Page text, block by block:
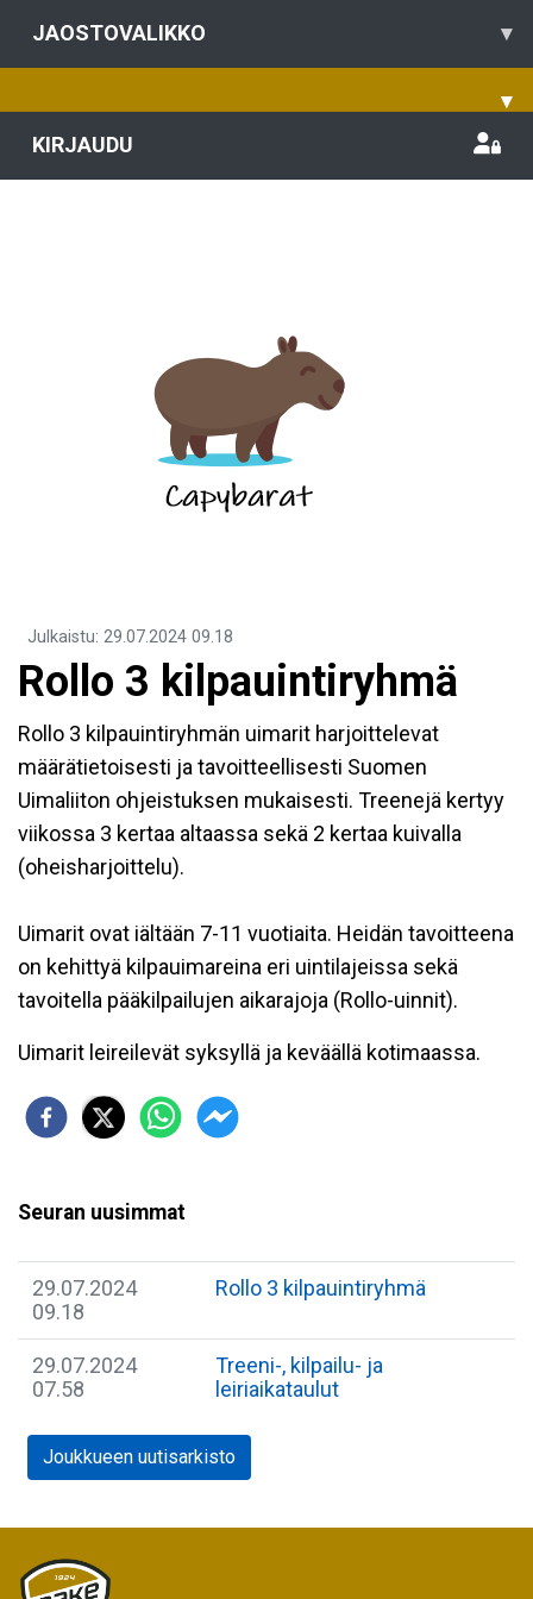
JAOSTOVALIKKO ▾
▾
KIRJAUDU
Julkaistu: 29.07.2024 09.18
Rollo 3 kilpauintiryhmä
Rollo 3 kilpauintiryhmän uimarit harjoittelevat
määrätietoisesti ja tavoitteellisesti Suomen
Uimaliiton ohjeistuksen mukaisesti. Treenejä kertyy
viikossa 3 kertaa altaassa sekä 2 kertaa kuivalla
(oheisharjoittelu).
Uimarit ovat iältään 7-11 vuotiaita. Heidän tavoitteena
on kehittyä kilpauimareina eri uintilajeissa sekä
tavoitella pääkilpailujen aikarajoja (Rollo-uinnit).
Uimarit leireilevät syksyllä ja keväällä kotimaassa.
Seuran uusimmat
29.07.2024
09.18
Rollo 3 kilpauintiryhmä
29.07.2024
07.58
Treeni-, kilpailu- ja
leiriaikataulut
Joukkueen uutisarkisto